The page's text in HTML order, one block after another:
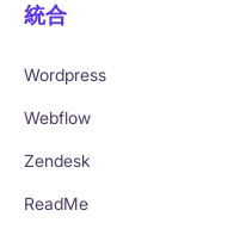
統合
Wordpress
Webflow
Zendesk
ReadMe